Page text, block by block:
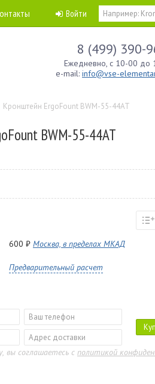
Войти
8 (499) 390-
Ежедневно, с 10-00 до
e-mail: info@vse-
Кронштейн ErgoFount BWM-55-44AT
BWM-55-44AT
600 ₽ Москва, в пределах МКАД
Предварительный расчет
вы соглашаетесь с политикой